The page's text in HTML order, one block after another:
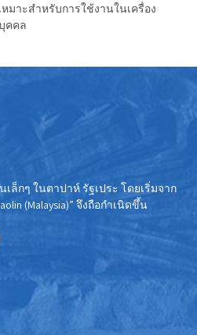
มาะสำหรับการใช้งานในเครื่อง
คคล
ล็กๆ ในตาปาห์ รัฐเประ โดยเริ่มจาก
(Malaysia)” จึงถือกำเนิดขึ้น